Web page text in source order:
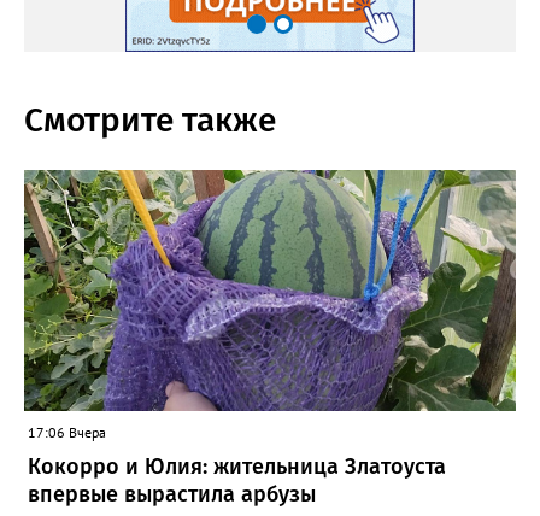
Смотрите также
17:06 Вчера
Кокорро и Юлия: жительница Златоуста
впервые вырастила арбузы